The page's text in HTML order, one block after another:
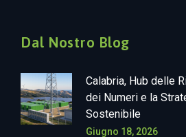
Dal Nostro Blog
Calabria, Hub delle
dei Numeri e la
Sostenibile
Giugno 18, 2026